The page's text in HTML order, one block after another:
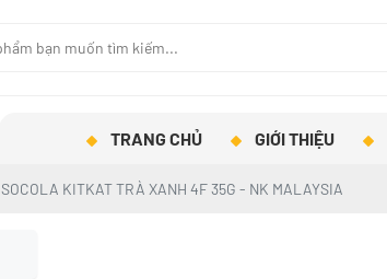
TRANG CHỦ GIỚI THIỆU
SOCOLA KITKAT TRÀ XANH 4F 35G - NK MALAYSIA